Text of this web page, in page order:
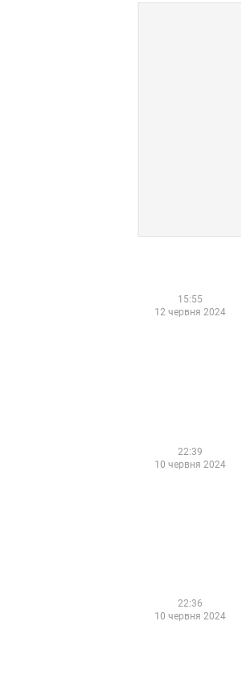
15:55
12 червня 2024
22:39
10 червня 2024
22:36
10 червня 2024